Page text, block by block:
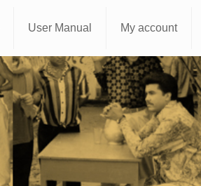
User Manual My account